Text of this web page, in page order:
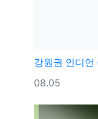
강원권 인디
등록일
08.05